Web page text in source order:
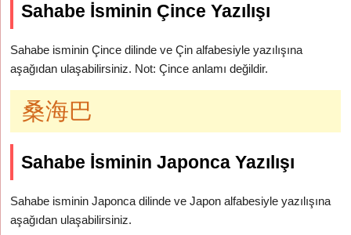
Sahabe İsminin Çince Yazılışı
Sahabe isminin Çince dilinde ve Çin alfabesiyle yazılışına
aşağıdan ulaşabilirsiniz. Not: Çince anlamı değildir.
桑海巴
Sahabe İsminin Japonca Yazılışı
Sahabe isminin Japonca dilinde ve Japon alfabesiyle yazılışına
aşağıdan ulaşabilirsiniz.